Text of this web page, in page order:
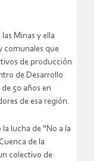
Minas y ella
comunales que
de producción
de Desarrollo
50 años en
de esa región.
lucha de “No a la
de la
colectivo de